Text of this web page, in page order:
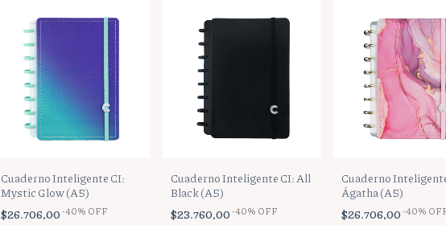
Cuaderno Inteligente CI:
Mystic Glow (A5)
$26.706,00-40% OFF
Cuaderno Inteligente CI: All
Black (A5)
$23.760,00-40% OFF
Cuaderno
Ágatha (A5)
$26.706,00-40%